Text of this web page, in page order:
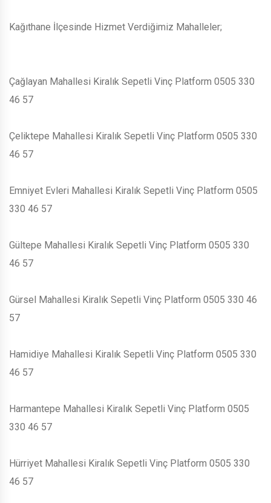
Kağıthane İlçesinde Hizmet Verdiğimiz Mahalleler;
Çağlayan Mahallesi Kiralık Sepetli Vinç Platform 0505 330
46 57
Çeliktepe Mahallesi Kiralık Sepetli Vinç Platform 0505 330
46 57
Emniyet Evleri Mahallesi Kiralık Sepetli Vinç Platform 0505
330 46 57
Gültepe Mahallesi Kiralık Sepetli Vinç Platform 0505 330
46 57
Gürsel Mahallesi Kiralık Sepetli Vinç Platform 0505 330 46
57
Hamidiye Mahallesi Kiralık Sepetli Vinç Platform 0505 330
46 57
Harmantepe Mahallesi Kiralık Sepetli Vinç Platform 0505
330 46 57
Hürriyet Mahallesi Kiralık Sepetli Vinç Platform 0505 330
46 57